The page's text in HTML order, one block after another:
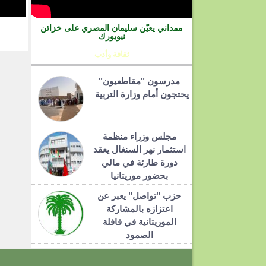
ممداني يعيّن سليمان المصري على خزائن
نيويورك
ثقافة وأدب
مدرسون "مقاطعيون"
يحتجون أمام وزارة التربية
مجلس وزراء منظمة
استثمار نهر السنغال يعقد
دورة طارئة في مالي
بحضور موريتانيا
حزب "تواصل" يعبر عن
اعتزازه بالمشاركة
الموريتانية في قافلة
الصمود